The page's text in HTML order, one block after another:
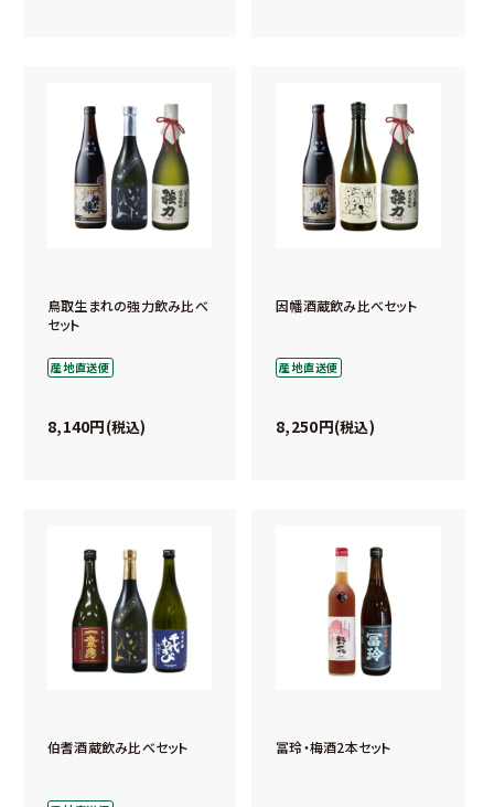
鳥取生まれの強力飲み比べ
セット
産地直送便
8,140 税込
因幡酒蔵飲み比べセット
産地直送便
8,250 税込
伯耆酒蔵飲み比べセット 冨玲・梅酒2本セット